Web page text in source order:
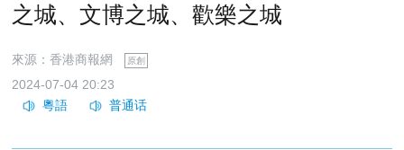
之城、文博之城、歡樂之城
來源：香港商報網 原創
2024-07-04 20:23